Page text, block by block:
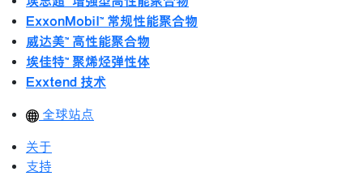
ExxonMobil™ 常规性能聚合物
威达美™ 高性能聚合物
埃佳特™ 聚烯烃弹性体
Exxtend 技术
全球站点
关于
支持